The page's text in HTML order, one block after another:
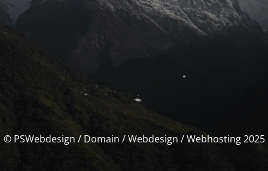
© PSWebdesign / Domain / Webdesign / Webhosting 2025